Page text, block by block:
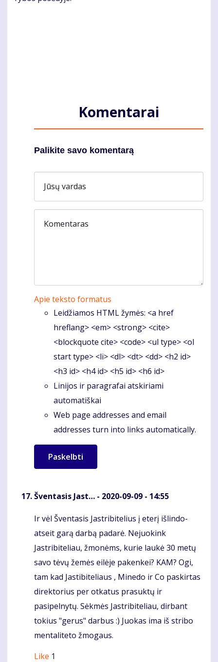
Komentarai
Palikite savo komentarą
Jūsų vardas
Komentaras
Apie teksto formatus
Leidžiamos HTML žymės: <a href
hreflang> <em> <strong> <cite>
<blockquote cite> <code> <ul type> <ol
start type> <li> <dl> <dt> <dd> <h2 id>
<h3 id> <h4 id> <h5 id> <h6 id>
Linijos ir paragrafai atskiriami
automatiškai
Web page addresses and email
addresses turn into links automatically.
Šventasis Jast… - 2020-09-09 - 14:55
Komentaras
Ir vėl Šventasis Jastribitelius į eterį išlindo-
atseit garą darbą padarė. Nejuokink
Jastribiteliau, žmonėms, kurie laukė 30 metų
savo tėvų žemės eilėje pakenkei? KAM? Ogi,
tam kad Jastibiteliaus , Minedo ir Co paskirtas
direktorius per otkatus prasuktų ir
pasipelnytų. Sėkmės Jastribiteliau, dirbant
tokius "gerus" darbus :) Juokas ima iš stribo
mentaliteto žmogaus.
Like 1